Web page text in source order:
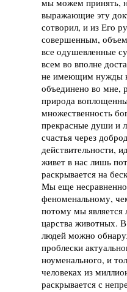
выражающие эту
сотворил, и из Его
совершенным,
все одушевленные
всем во вполне
не имеющим нужды
объединено во мне,
природа
множественность
прекрасные души и
счастья через
действительности,
живет в нас лишь
раскрывается на
Мы еще
феноменальному,
потому мы
царства животных.
людей можно
проблески
ноуменального, и
человеках из
раскрывается с